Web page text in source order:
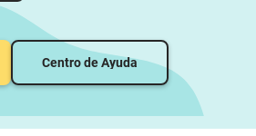
Centro de Ayuda